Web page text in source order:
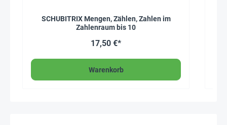
SCHUBITRIX Mengen, Zählen, Zahlen im
Zahlenraum bis 10
17,50 €*
Warenkorb